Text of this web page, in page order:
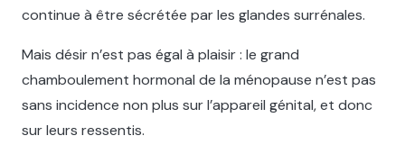
continue à être sécrétée par les glandes surrénales.
Mais désir n’est pas égal à plaisir : le grand
chamboulement hormonal de la ménopause n’est pas
sans incidence non plus sur l’appareil génital, et donc
sur leurs ressentis.